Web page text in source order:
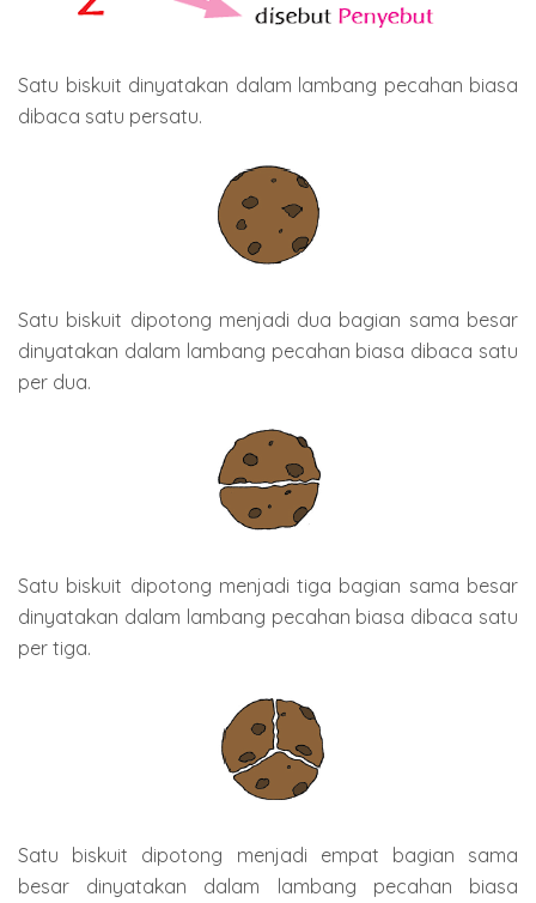
Satu biskuit dinyatakan dalam lambang pecahan biasa
dibaca satu persatu.
Satu biskuit dipotong menjadi dua bagian sama besar
dinyatakan dalam lambang pecahan biasa dibaca satu
per dua.
Satu biskuit dipotong menjadi tiga bagian sama besar
dinyatakan dalam lambang pecahan biasa dibaca satu
per tiga.
Satu biskuit dipotong menjadi empat bagian sama
besar dinyatakan dalam lambang pecahan biasa